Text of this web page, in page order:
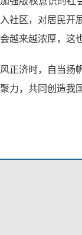
入社区，对居民开
会越来越浓厚，这
风正济时，自当扬
聚力，共同创造我